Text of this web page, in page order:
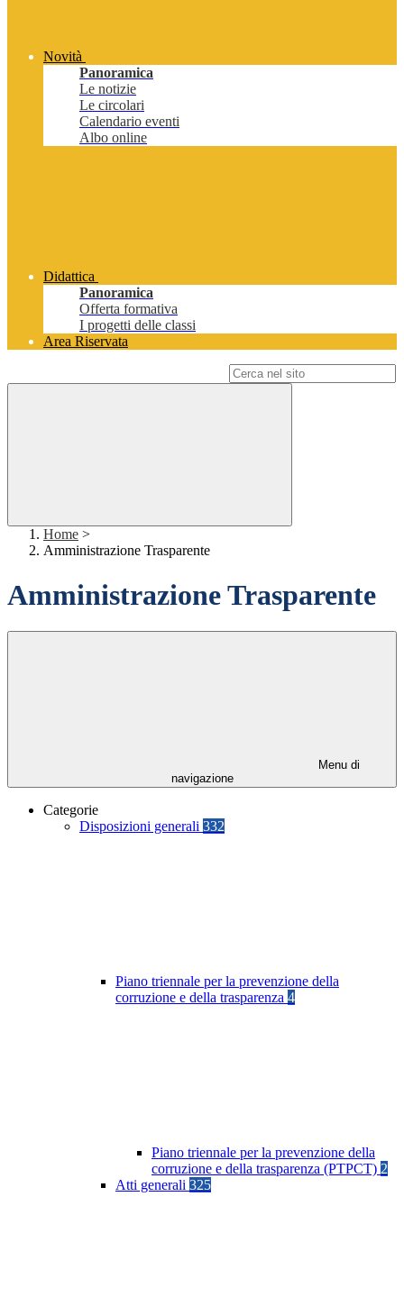
Novità
Panoramica
Le notizie
Le circolari
Calendario eventi
Albo online
Didattica
Panoramica
Offerta formativa
I progetti delle classi
Area Riservata
Home >
Amministrazione Trasparente
Amministrazione Trasparente
Menu di
navigazione
Categorie
Disposizioni generali 332
Piano triennale per la prevenzione della
corruzione e della trasparenza 4
Piano triennale per la prevenzione della
corruzione e della trasparenza (PTPCT) 2
Atti generali 325